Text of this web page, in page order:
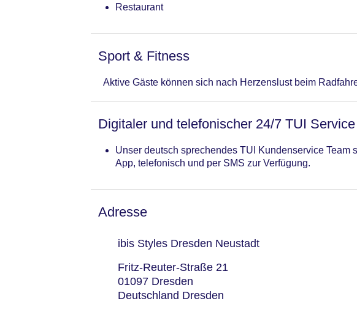
Restaurant
Sport & Fitness
Aktive Gäste können sich nach Herzenslust beim
Digitaler und telefonischer 24/7 TUI Service
Unser deutsch sprechendes TUI Kundenservice Team
App, telefonisch und per SMS zur Verfügung.
Adresse
ibis Styles Dresden Neustadt
Fritz-Reuter-Straße 21
01097 Dresden
Deutschland Dresden